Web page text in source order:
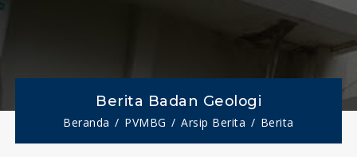
Berita Badan Geologi
Beranda PVMBG Arsip Berita Berita